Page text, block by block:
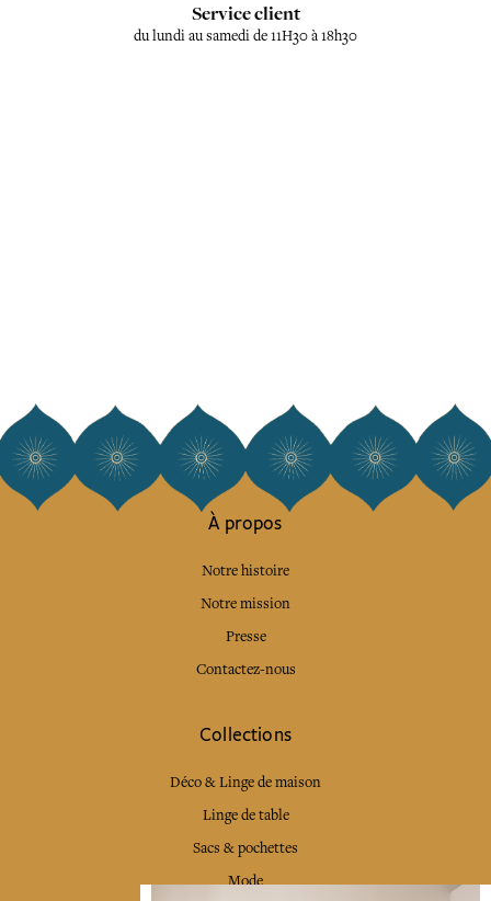
Service client
du lundi au samedi de 11H30 à 18h30
À propos
Notre histoire
Notre mission
Presse
Contactez-nous
Collections
Déco & Linge de maison
Linge de table
Sacs & pochettes
Mode